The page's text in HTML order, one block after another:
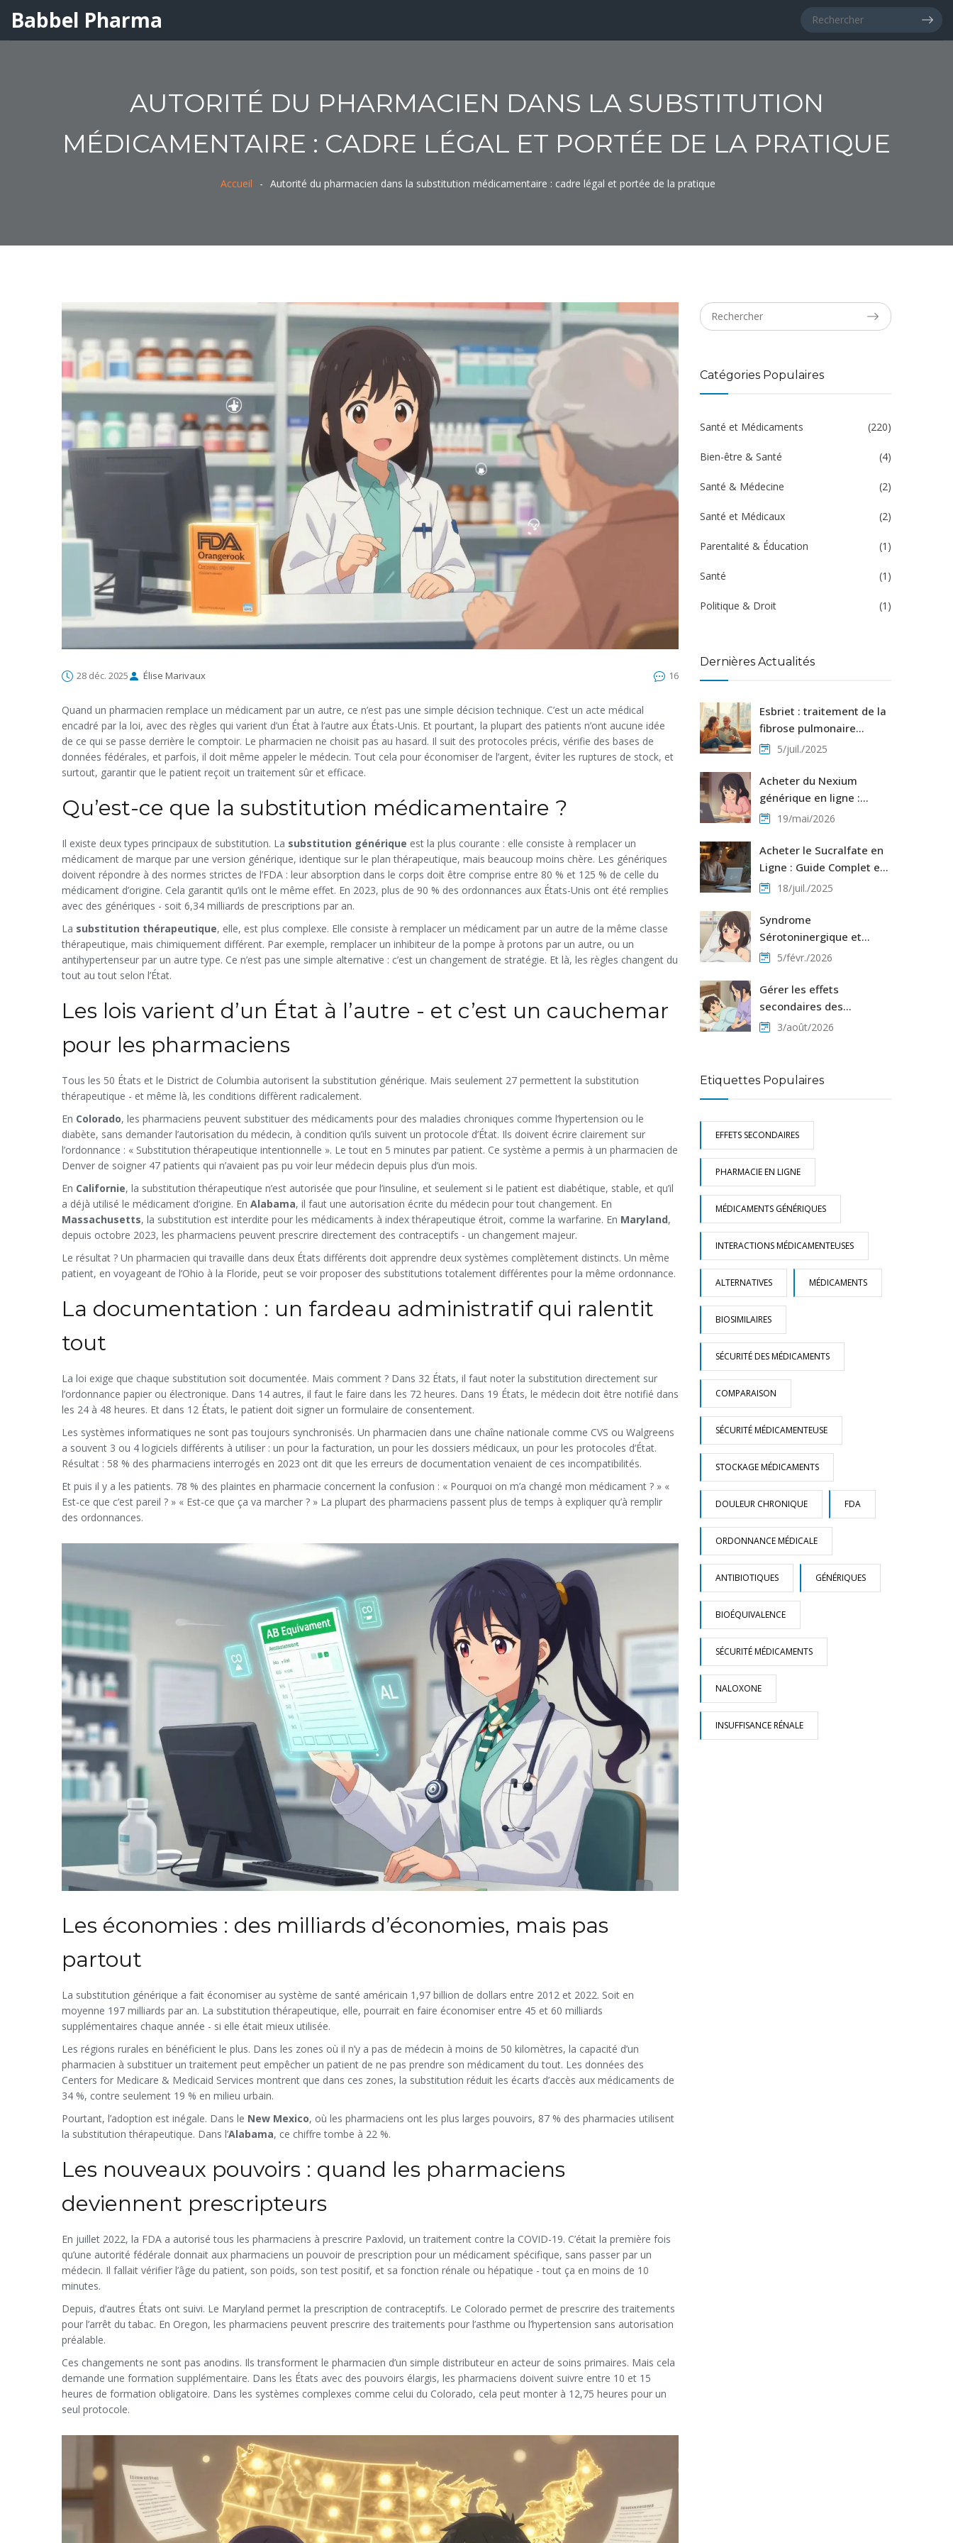
Babbel Pharma
AUTORITÉ DU PHARMACIEN DANS LA SUBSTITUTION
MÉDICAMENTAIRE : CADRE LÉGAL ET PORTÉE DE LA PRATIQUE
Accueil Autorité du pharmacien dans la substitution médicamentaire : cadre légal et portée de la pratique
28 déc. 2025 Élise Marivaux 16
Quand un pharmacien remplace un médicament par un autre, ce n’est pas une simple décision technique. C’est un acte médical
encadré par la loi, avec des règles qui varient d’un État à l’autre aux États-Unis. Et pourtant, la plupart des patients n’ont aucune idée
de ce qui se passe derrière le comptoir. Le pharmacien ne choisit pas au hasard. Il suit des protocoles précis, vérifie des bases de
données fédérales, et parfois, il doit même appeler le médecin. Tout cela pour économiser de l’argent, éviter les ruptures de stock, et
surtout, garantir que le patient reçoit un traitement sûr et efficace.
Qu’est-ce que la substitution médicamentaire ?
Il existe deux types principaux de substitution. La substitution générique est la plus courante : elle consiste à remplacer un
médicament de marque par une version générique, identique sur le plan thérapeutique, mais beaucoup moins chère. Les génériques
doivent répondre à des normes strictes de l’FDA : leur absorption dans le corps doit être comprise entre 80 % et 125 % de celle du
médicament d’origine. Cela garantit qu’ils ont le même effet. En 2023, plus de 90 % des ordonnances aux États-Unis ont été remplies
avec des génériques - soit 6,34 milliards de prescriptions par an.
La substitution thérapeutique, elle, est plus complexe. Elle consiste à remplacer un médicament par un autre de la même classe
thérapeutique, mais chimiquement différent. Par exemple, remplacer un inhibiteur de la pompe à protons par un autre, ou un
antihypertenseur par un autre type. Ce n’est pas une simple alternative : c’est un changement de stratégie. Et là, les règles changent du
tout au tout selon l’État.
Les lois varient d’un État à l’autre - et c’est un cauchemar
pour les pharmaciens
Tous les 50 États et le District de Columbia autorisent la substitution générique. Mais seulement 27 permettent la substitution
thérapeutique - et même là, les conditions diffèrent radicalement.
En Colorado, les pharmaciens peuvent substituer des médicaments pour des maladies chroniques comme l’hypertension ou le
diabète, sans demander l’autorisation du médecin, à condition qu’ils suivent un protocole d’État. Ils doivent écrire clairement sur
l’ordonnance : « Substitution thérapeutique intentionnelle ». Le tout en 5 minutes par patient. Ce système a permis à un pharmacien de
Denver de soigner 47 patients qui n’avaient pas pu voir leur médecin depuis plus d’un mois.
En Californie, la substitution thérapeutique n’est autorisée que pour l’insuline, et seulement si le patient est diabétique, stable, et qu’il
a déjà utilisé le médicament d’origine. En Alabama, il faut une autorisation écrite du médecin pour tout changement. En
Massachusetts, la substitution est interdite pour les médicaments à index thérapeutique étroit, comme la warfarine. En Maryland,
depuis octobre 2023, les pharmaciens peuvent prescrire directement des contraceptifs - un changement majeur.
Le résultat ? Un pharmacien qui travaille dans deux États différents doit apprendre deux systèmes complètement distincts. Un même
patient, en voyageant de l’Ohio à la Floride, peut se voir proposer des substitutions totalement différentes pour la même ordonnance.
La documentation : un fardeau administratif qui ralentit
tout
La loi exige que chaque substitution soit documentée. Mais comment ? Dans 32 États, il faut noter la substitution directement sur
l’ordonnance papier ou électronique. Dans 14 autres, il faut le faire dans les 72 heures. Dans 19 États, le médecin doit être notifié dans
les 24 à 48 heures. Et dans 12 États, le patient doit signer un formulaire de consentement.
Les systèmes informatiques ne sont pas toujours synchronisés. Un pharmacien dans une chaîne nationale comme CVS ou Walgreens
a souvent 3 ou 4 logiciels différents à utiliser : un pour la facturation, un pour les dossiers médicaux, un pour les protocoles d’État.
Résultat : 58 % des pharmaciens interrogés en 2023 ont dit que les erreurs de documentation venaient de ces incompatibilités.
Et puis il y a les patients. 78 % des plaintes en pharmacie concernent la confusion : « Pourquoi on m’a changé mon médicament ? » «
Est-ce que c’est pareil ? » « Est-ce que ça va marcher ? » La plupart des pharmaciens passent plus de temps à expliquer qu’à remplir
des ordonnances.
Les économies : des milliards d’économies, mais pas
partout
La substitution générique a fait économiser au système de santé américain 1,97 billion de dollars entre 2012 et 2022. Soit en
moyenne 197 milliards par an. La substitution thérapeutique, elle, pourrait en faire économiser entre 45 et 60 milliards
supplémentaires chaque année - si elle était mieux utilisée.
Les régions rurales en bénéficient le plus. Dans les zones où il n’y a pas de médecin à moins de 50 kilomètres, la capacité d’un
pharmacien à substituer un traitement peut empêcher un patient de ne pas prendre son médicament du tout. Les données des
Centers for Medicare & Medicaid Services montrent que dans ces zones, la substitution réduit les écarts d’accès aux médicaments de
34 %, contre seulement 19 % en milieu urbain.
Pourtant, l’adoption est inégale. Dans le New Mexico, où les pharmaciens ont les plus larges pouvoirs, 87 % des pharmacies utilisent
la substitution thérapeutique. Dans l’Alabama, ce chiffre tombe à 22 %.
Les nouveaux pouvoirs : quand les pharmaciens
deviennent prescripteurs
En juillet 2022, la FDA a autorisé tous les pharmaciens à prescrire Paxlovid, un traitement contre la COVID-19. C’était la première fois
qu’une autorité fédérale donnait aux pharmaciens un pouvoir de prescription pour un médicament spécifique, sans passer par un
médecin. Il fallait vérifier l’âge du patient, son poids, son test positif, et sa fonction rénale ou hépatique - tout ça en moins de 10
minutes.
Depuis, d’autres États ont suivi. Le Maryland permet la prescription de contraceptifs. Le Colorado permet de prescrire des traitements
pour l’arrêt du tabac. En Oregon, les pharmaciens peuvent prescrire des traitements pour l’asthme ou l’hypertension sans autorisation
préalable.
Ces changements ne sont pas anodins. Ils transforment le pharmacien d’un simple distributeur en acteur de soins primaires. Mais cela
demande une formation supplémentaire. Dans les États avec des pouvoirs élargis, les pharmaciens doivent suivre entre 10 et 15
heures de formation obligatoire. Dans les systèmes complexes comme celui du Colorado, cela peut monter à 12,75 heures pour un
seul protocole.
Catégories Populaires
Santé et Médicaments (220)
Bien-être & Santé (4)
Santé & Médecine (2)
Santé et Médicaux (2)
Parentalité & Éducation (1)
Santé (1)
Politique & Droit (1)
Dernières Actualités
Esbriet : traitement de la
fibrose pulmonaire
idiopathique, explications
5/juil./2025
Acheter du Nexium
générique en ligne :
Guide prix, sécurité et
19/mai/2026
Acheter le Sucralfate en
Ligne : Guide Complet et
Conseils Sécurisés
18/juil./2025
Syndrome
Sérotoninergique et
Opiacés : Interactions
Dangereuses
5/févr./2026
Gérer les effets
secondaires des
médicaments
3/août/2026
Etiquettes Populaires
EFFETS SECONDAIRES
PHARMACIE EN LIGNE
MÉDICAMENTS GÉNÉRIQUES
INTERACTIONS MÉDICAMENTEUSES
ALTERNATIVES MÉDICAMENTS
BIOSIMILAIRES
SÉCURITÉ DES MÉDICAMENTS
COMPARAISON
SÉCURITÉ MÉDICAMENTEUSE
STOCKAGE MÉDICAMENTS
DOULEUR CHRONIQUE FDA
ORDONNANCE MÉDICALE
ANTIBIOTIQUES GÉNÉRIQUES
BIOÉQUIVALENCE
SÉCURITÉ MÉDICAMENTS
NALOXONE
INSUFFISANCE RÉNALE